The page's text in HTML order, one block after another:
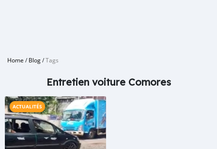
Home /Blog/Tags
Entretien voiture Comores
ACTUALITÉS